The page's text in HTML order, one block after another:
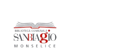
contenuto